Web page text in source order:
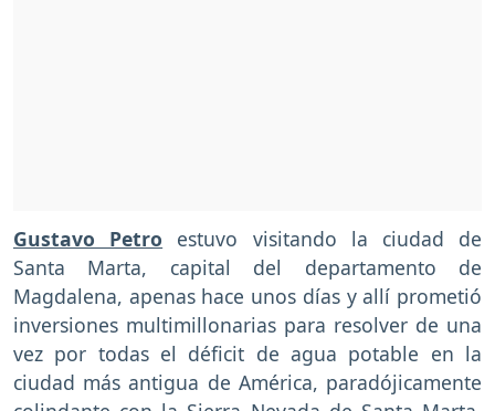
Gustavo Petro estuvo visitando la ciudad de
Santa Marta, capital del departamento de
Magdalena, apenas hace unos días y allí prometió
inversiones multimillonarias para resolver de una
vez por todas el déficit de agua potable en la
ciudad más antigua de América, paradójicamente